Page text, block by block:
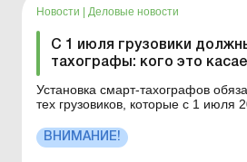
Новости | Деловые новости
С 1 июля грузовики
тахографы: кого это
Установка смарт-тахографов
тех грузовиков, которые с 1 июля
международных перевозок. Больше по
где хранится автомобиль: кто и
ВНИМАНИЕ!